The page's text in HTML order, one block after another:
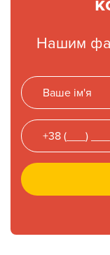
Нашим